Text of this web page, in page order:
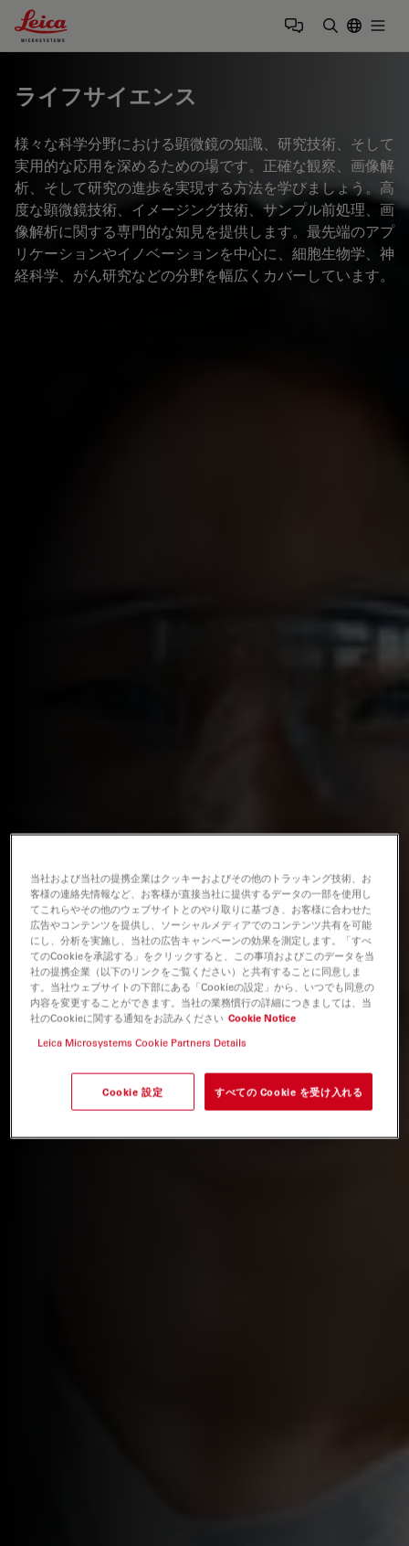
Leica Microsystems Logo
ライフサイエンス
様々な科学分野における顕微鏡の知識、研究技術、そして
実用的な応用を深めるための場です。正確な観察、画像解
析、そして研究の進歩を実現する方法を学びましょう。高
度な顕微鏡技術、イメージング技術、サンプル前処理、画
像解析に関する専門的な知見を提供します。最先端のアプ
リケーションやイノベーションを中心に、細胞生物学、神
経科学、がん研究などの分野を幅広くカバーしています。
当社および当社の提携企業はクッキーおよびその他のトラッキング技術、お
客様の連絡先情報など、お客様が直接当社に提供するデータの一部を使用し
てこれらやその他のウェブサイトとのやり取りに基づき、お客様に合わせた
広告やコンテンツを提供し、ソーシャルメディアでのコンテンツ共有を可能
にし、分析を実施し、当社の広告キャンペーンの効果を測定します。「すべ
てのCookieを承認する」をクリックすると、この事項およびこのデータを当
社の提携企業（以下のリンクをご覧ください）と共有することに同意しま
す。当社ウェブサイトの下部にある「Cookieの設定」から、いつでも同意の
内容を変更することができます。当社の業務慣行の詳細につきましては、当
社のCookieに関する通知をお読みください Cookie Notice
Leica Microsystems Cookie Partners Details
Cookie 設定 すべての Cookie を受け入れる